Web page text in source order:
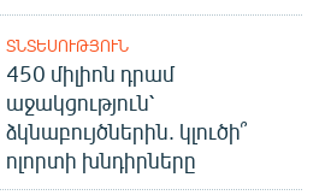
ՏՆՏԵՍՈՒԹՅՈՒՆ
450 միլիոն դրամ
աջակցություն՝
ձկնաբույծներին. կլուծի՞
ոլորտի խնդիրները